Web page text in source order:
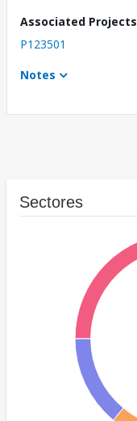
Associated Projects
P123501
Notes
Sectores